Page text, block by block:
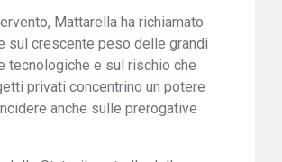
Mattarella ha richiamato
sul crescente peso delle grandi
tecnologiche e sul rischio che
privati concentrino un potere
anche sulle prerogative